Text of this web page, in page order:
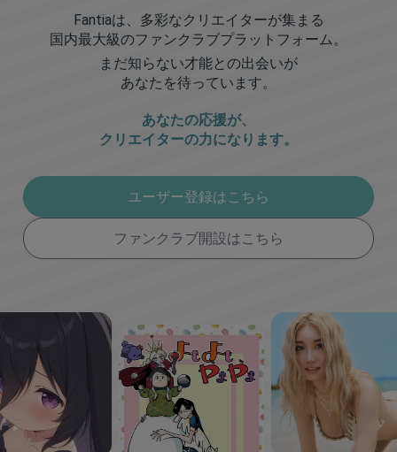
Fantiaは、多彩なクリエイターが集まる
国内最大級のファンクラブプラットフォーム。
まだ知らない才能との出会いが
あなたを待っています。
あなたの応援が、
クリエイターの力になります。
ユーザー登録はこちら
ファンクラブ開設はこちら